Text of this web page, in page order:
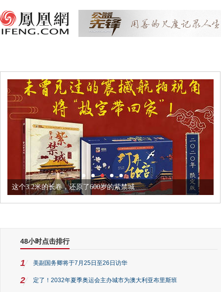
这个3.2米的长卷，还原了600岁的紫禁城
48小时点击排行
1 美副国务卿将于7月25日至26日访华
2 定了！2032年夏季奥运会主办城市为澳大利亚布里斯班